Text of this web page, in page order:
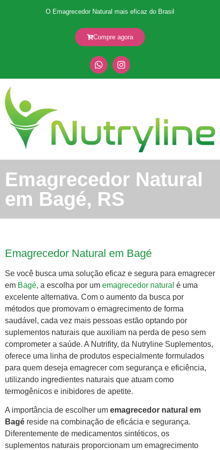
O Emagrecedor Natural mais eficaz do Brasil
Compre agora
Emagrecedor Natural
em Bagé, RS
Emagrecedor Natural em Bagé
Se você busca uma solução eficaz e segura para emagrecer
em Bagé, a escolha por um emagrecedor natural é uma
excelente alternativa. Com o aumento da busca por
métodos que promovam o emagrecimento de forma
saudável, cada vez mais pessoas estão optando por
suplementos naturais que auxiliam na perda de peso sem
comprometer a saúde. A Nutrifity, da Nutryline Suplementos,
oferece uma linha de produtos especialmente formulados
para quem deseja emagrecer com segurança e eficiência,
utilizando ingredientes naturais que atuam como
termogênicos e inibidores de apetite.
A importância de escolher um emagrecedor natural em
Bagé reside na combinação de eficácia e segurança.
Diferentemente de medicamentos sintéticos, os
suplementos naturais proporcionam um emagrecimento